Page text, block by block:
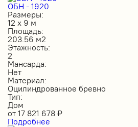
ОБН - 1920
Размеры:
12 х 9 м
Площадь:
203.56 м2
Этажность:
2
Мансарда:
Нет
Материал:
Оцилиндрованное бревно
Тип:
Дом
от 17 821 678 ₽
Подробнее